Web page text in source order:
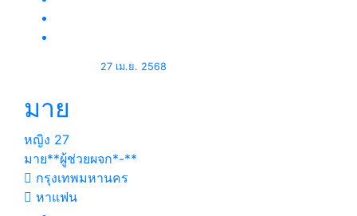
27 เม.ย. 2568
มาย
หญิง 27
มาย**ผู้ช่วยผจก*-**
กรุงเทพมหานคร
หาแฟน